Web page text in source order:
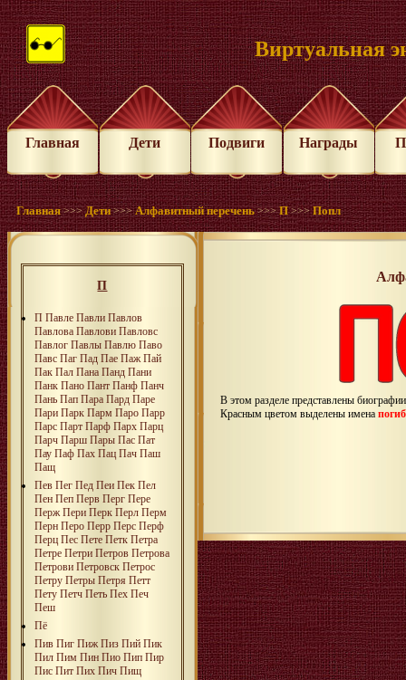
Виртуальная
Главная Дети Подвиги Награды
Главная >>>Дети >>>Алфавитный перечень >>>П >>>Попл
П
П Павле Павли Павлов
Павлова Павлови Павловс
Павлог Павлы Павлю Паво
Павс Паг Пад Пае Паж Пай
Пак Пал Пана Панд Пани
Панк Пано Пант Панф Панч
Пань Пап Пара Пард Паре
Пари Парк Парм Паро Парр
Парc Парт Парф Парх Парц
Парч Парш Пары Пас Пат
Пау Паф Пах Пац Пач Паш
Пащ
Пев Пег Пед Пеи Пек Пел
Пен Пеп Перв Перг Пере
Перж Пери Перк Перл Перм
Перн Перо Перр Перс Перф
Перц Пес Пете Петк Петра
Петре Петри Петров Петрова
Петрови Петровск Петрос
Петру Петры Петря Петт
Пету Петч Петь Пех Печ
Пеш
Пё
Пив Пиг Пиж Пиз Пий Пик
Пил Пим Пин Пио Пип Пир
Пис Пит Пих Пич Пищ
В этом разделе представлены
Красным цветом выделены имена